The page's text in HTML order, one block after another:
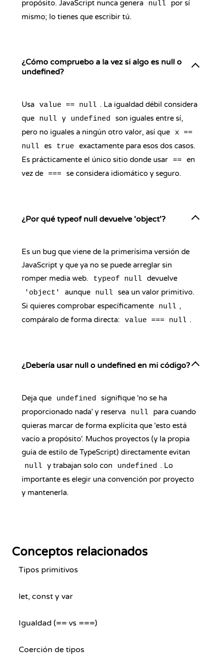
propósito. JavaScript nunca genera null
por sí
mismo; lo tienes que escribir tú.
¿Cómo compruebo a la vez si algo es null o
undefined?
Usa value == null . La igualdad débil considera
que
null y undefined
son iguales entre sí,
pero no iguales a ningún otro valor, así que
x ==
null es true
exactamente para esos dos casos.
Es prácticamente el único sitio donde usar == en
vez de === se considera idiomático y seguro.
¿Por qué typeof null devuelve 'object'?
Es un bug que viene de la primerísima versión de
JavaScript y que ya no se puede arreglar sin
romper media web.
typeof null devuelve
'object' aunque null sea un valor primitivo.
Si quieres comprobar específicamente
null ,
compáralo de forma directa:
value === null .
¿Debería usar null o undefined en mi código?
Deja que undefined
signifique 'no se ha
proporcionado nada' y reserva
null
para cuando
quieras marcar de forma explícita que 'esto está
vacío a propósito'. Muchos proyectos (y la propia
guía de estilo de TypeScript) directamente evitan
null y trabajan solo con undefined . Lo
importante es elegir una convención por proyecto
y mantenerla.
Conceptos relacionados
Tipos primitivos
let, const y var
Igualdad (== vs ===)
Coerción de tipos